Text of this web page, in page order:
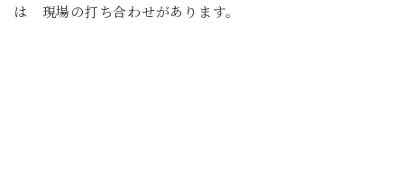
は 現場の打ち合わせがあります。